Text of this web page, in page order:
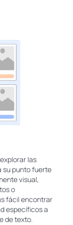
las
su punto fuerte
visual,
o
fácil encontrar
específicos a
de texto.